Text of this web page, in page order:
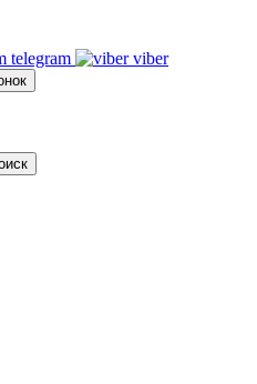
telegram
viber